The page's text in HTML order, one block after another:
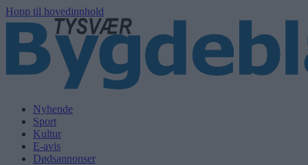
Hopp til hovedinnhold
Nyhende
Sport
Kultur
E-avis
Dødsannonser